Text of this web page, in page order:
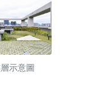
示意圖